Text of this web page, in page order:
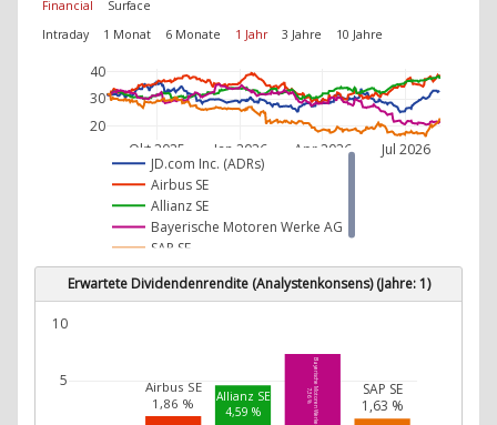
Financial
Surface
Intraday
1 Monat 6 Monate 1 Jahr 3 Jahre 10 Jahre
Okt 2025 Jan 2026 Apr 2026 Jul 2026
20
30
40
JD.com Inc. (ADRs)
Airbus SE
Allianz SE
Bayerische Motoren Werke AG
SAP SE
Erwartete Dividendenrendite (Analystenkonsens) (Jahre: 1)
Airbus SE
1,86 % Allianz SE
4,59 % Bayerische Motoren Werke AG
7,36 % SAP SE
1,63 %
5
10